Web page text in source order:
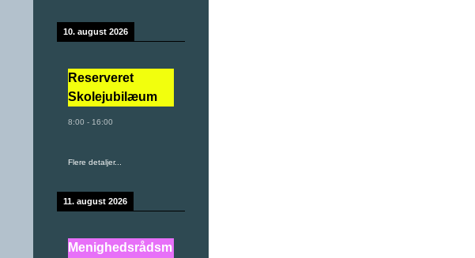
10. august 2026
Reserveret
Skolejubilæum
8:00 - 16:00
Flere detaljer...
11. august 2026
Menighedsrådsm